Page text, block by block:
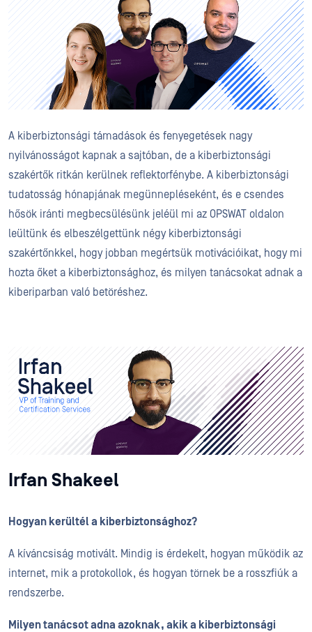
A kiberbiztonsági támadások és fenyegetések nagy
nyilvánosságot kapnak a sajtóban, de a kiberbiztonsági
szakértők ritkán kerülnek reflektorfénybe. A kiberbiztonsági
tudatosság hónapjának megünnepléseként, és e csendes
hősök iránti megbecsülésünk jeléül mi az OPSWAT oldalon
leültünk és elbeszélgettünk négy kiberbiztonsági
szakértőnkkel, hogy jobban megértsük motivációikat, hogy mi
hozta őket a kiberbiztonsághoz, és milyen tanácsokat adnak a
kiberiparban való betöréshez.
Irfan Shakeel
Hogyan kerültél a kiberbiztonsághoz?
A kíváncsiság motivált. Mindig is érdekelt, hogyan működik az
internet, mik a protokollok, és hogyan törnek be a rosszfiúk a
rendszerbe.
Milyen tanácsot adna azoknak, akik a kiberbiztonsági